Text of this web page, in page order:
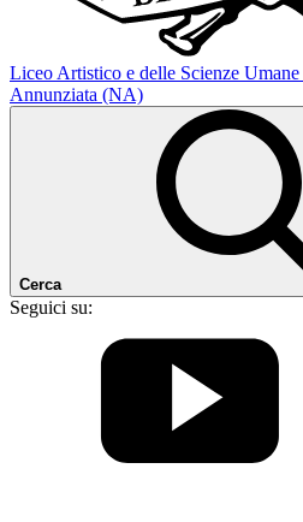
Liceo Artistico e delle Scienze Umane
Annunziata (NA)
Cerca
Seguici su: